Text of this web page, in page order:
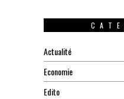
Actualité
Economie
Edito